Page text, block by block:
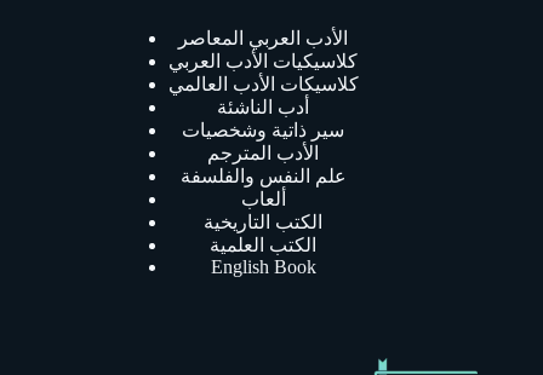
الأدب العربي المعاصر
كلاسيكيات الأدب العربي
كلاسيكات الأدب العالمي
أدب الناشئة
سير ذاتية وشخصيات
الأدب المترجم
علم النفس والفلسفة
ألعاب
الكتب التاريخية
الكتب العلمية
English Book